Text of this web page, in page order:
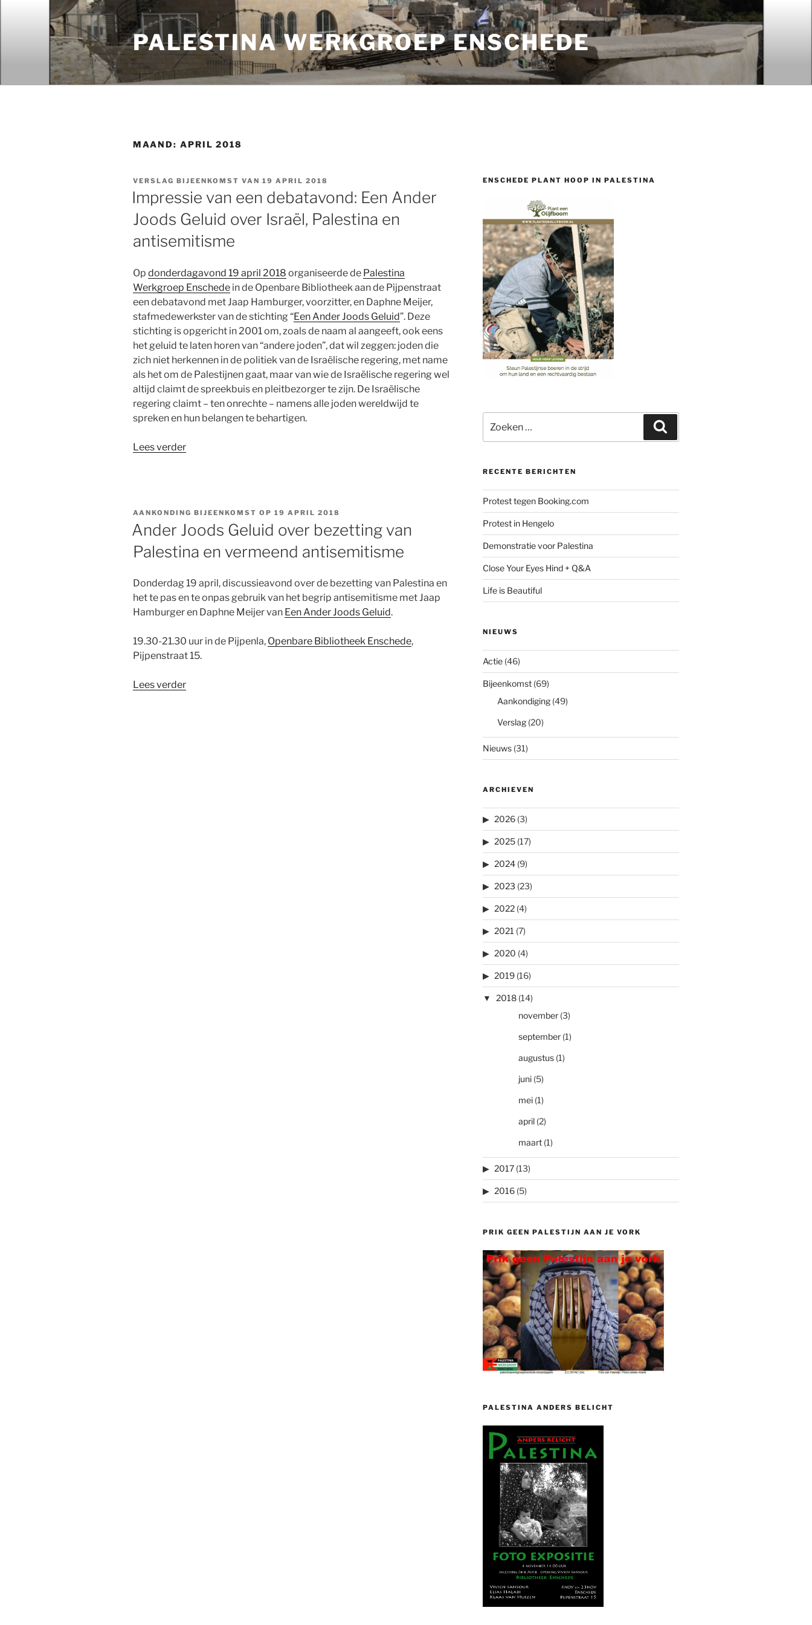
PALESTINA WERKGROEP ENSCHEDE
MAAND: APRIL 2018
VERSLAG BIJEENKOMST VAN 19 APRIL 2018
Impressie van een debatavond: Een Ander
Joods Geluid over Israël, Palestina en
antisemitisme
Op donderdagavond 19 april 2018 organiseerde de Palestina
Werkgroep Enschede in de Openbare Bibliotheek aan de Pijpenstraat
een debatavond met Jaap Hamburger, voorzitter, en Daphne Meijer,
stafmedewerkster van de stichting “Een Ander Joods Geluid”. Deze
stichting is opgericht in 2001 om, zoals de naam al aangeeft, ook eens
het geluid te laten horen van “andere joden”, dat wil zeggen: joden die
zich niet herkennen in de politiek van de Israëlische regering, met name
als het om de Palestijnen gaat, maar van wie de Israëlische regering wel
altijd claimt de spreekbuis en pleitbezorger te zijn. De Israëlische
regering claimt – ten onrechte – namens alle joden wereldwijd te
spreken en hun belangen te behartigen.
Lees verder“Impressie
Ander
Joods
Geluid
Israël,
Palestina
antisemitisme”
AANKONDING BIJEENKOMST OP 19 APRIL 2018
Ander Joods Geluid over bezetting van
Palestina en vermeend antisemitisme
Donderdag 19 april, discussieavond over de bezetting van Palestina en
het te pas en te onpas gebruik van het begrip antisemitisme met Jaap
Hamburger en Daphne Meijer van Een Ander Joods Geluid.
19.30-21.30 uur in de Pijpenla, Openbare Bibliotheek Enschede,
Pijpenstraat 15.
Lees verder“Ander
ENSCHEDE PLANT HOOP IN PALESTINA
naar:
RECENTE BERICHTEN
Protest tegen Booking.com
Protest in Hengelo
Demonstratie voor Palestina
Close Your Eyes Hind + Q&A
Life is Beautiful
NIEUWS
Actie(46)
Bijeenkomst(69)
Aankondiging(49)
Verslag(20)
Nieuws(31)
ARCHIEVEN
2026(3)
2025(17)
2024(9)
2023 (23)
2022(4)
2021 (7)
2020 (4)
2019(16)
2018(14)
november(3)
september(1)
augustus(1)
juni(5)
mei(1)
april(2)
maart(1)
2017(13)
2016(5)
PRIK GEEN PALESTIJN AAN JE VORK
PALESTINA ANDERS BELICHT